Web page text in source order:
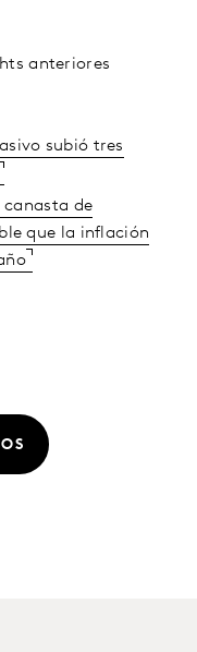
anteriores
subió tres
canasta de
que la inflación